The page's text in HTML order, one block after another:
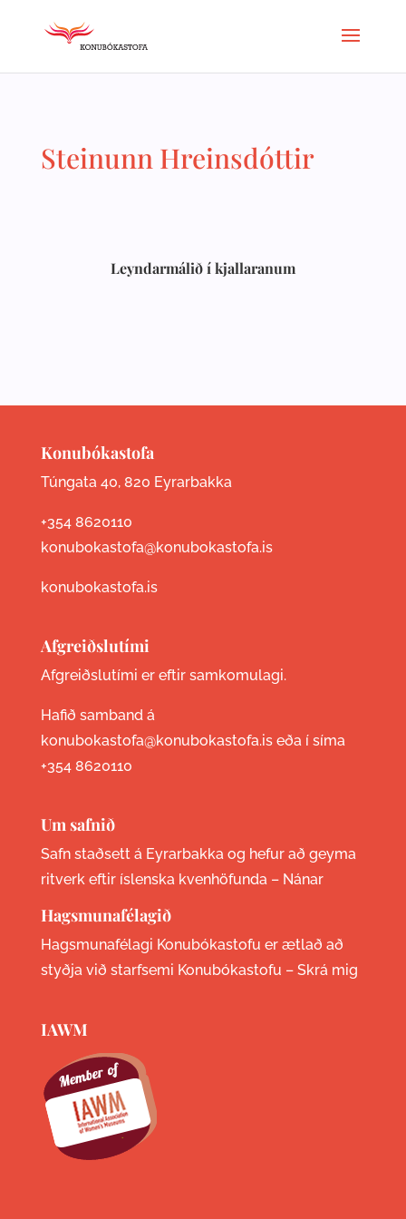
Steinunn Hreinsdóttir
Leyndarmálið í kjallaranum
Konubókastofa
Túngata 40, 820 Eyrarbakka
+354 8620110
konubokastofa@konubokastofa.is
konubokastofa.is
Afgreiðslutími
Afgreiðslutími er eftir samkomulagi.
Hafið samband á
konubokastofa@konubokastofa.is eða í síma
+354 8620110
Um safnið
Safn staðsett á Eyrarbakka og hefur að geyma
ritverk eftir íslenska kvenhöfunda – Nánar
Hagsmunafélagið
Hagsmunafélagi Konubókastofu er ætlað að
styðja við starfsemi Konubókastofu – Skrá mig
IAWM